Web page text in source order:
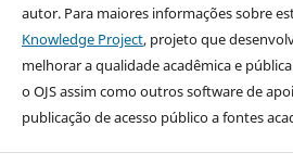
autor. Para maiores informações sobre
Knowledge Project, projeto que
melhorar a qualidade acadêmica e
o OJS assim como outros software de
publicação de acesso público a fontes